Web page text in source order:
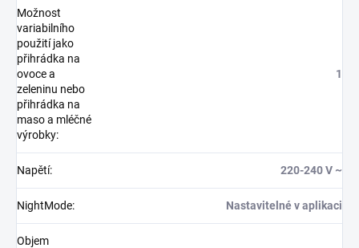
Možnost
variabilního
použití jako
přihrádka na
ovoce a
zeleninu nebo
přihrádka na
maso a mléčné
výrobky:
1
Napětí: 220-240 V ~
NightMode: Nastavitelné v aplikaci
Objem